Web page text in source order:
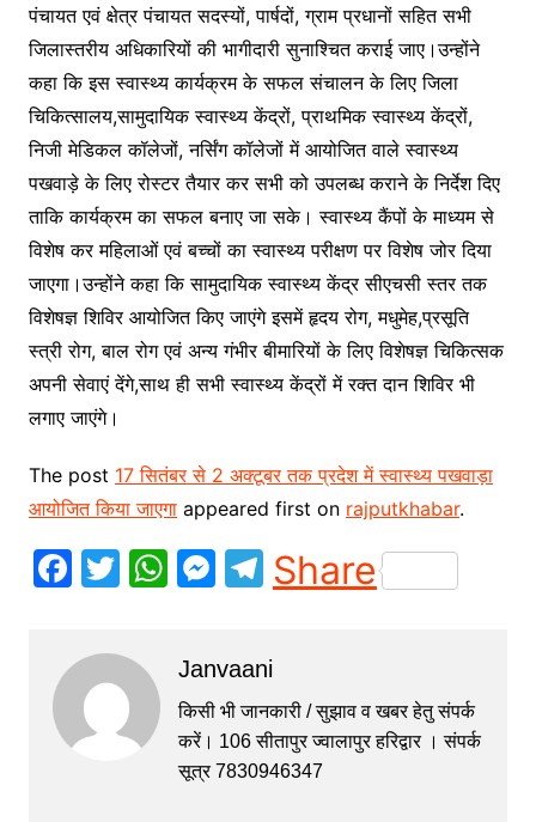
पंचायत एवं क्षेत्र पंचायत सदस्यों, पार्षदों, ग्राम प्रधानों सहित सभी
जिलास्तरीय अधिकारियों की भागीदारी सुनाश्चित कराई जाए।उन्होंने
कहा कि इस स्वास्थ्य कार्यक्रम के सफल संचालन के लिए जिला
चिकित्सालय,सामुदायिक स्वास्थ्य केंद्रों, प्राथमिक स्वास्थ्य केंद्रों,
निजी मेडिकल कॉलेजों, नर्सिंग कॉलेजों में आयोजित वाले स्वास्थ्य
पखवाड़े के लिए रोस्टर तैयार कर सभी को उपलब्ध कराने के निर्देश दिए
ताकि कार्यक्रम का सफल बनाए जा सके। स्वास्थ्य कैंपों के माध्यम से
विशेष कर महिलाओं एवं बच्चों का स्वास्थ्य परीक्षण पर विशेष जोर दिया
जाएगा।उन्होंने कहा कि सामुदायिक स्वास्थ्य केंद्र सीएचसी स्तर तक
विशेषज्ञ शिविर आयोजित किए जाएंगे इसमें हृदय रोग, मधुमेह,प्रसूति
स्त्री रोग, बाल रोग एवं अन्य गंभीर बीमारियों के लिए विशेषज्ञ चिकित्सक
अपनी सेवाएं देंगे,साथ ही सभी स्वास्थ्य केंद्रों में रक्त दान शिविर भी
लगाए जाएंगे।
The post 17 सितंबर से 2 अक्टूबर तक प्रदेश में स्वास्थ्य पखवाड़ा
आयोजित किया जाएगाappeared first on rajputkhabar.
F
c
e
b
o
T
itt
er
W
s
A
p
p
M
s
e
n
T
el
gr
a
m
Share
Janvaani
किसी भी जानकारी / सुझाव व खबर हेतु संपर्क
करें। 106 सीतापुर ज्वालापुर हरिद्वार । संपर्क
सूत्र 7830946347